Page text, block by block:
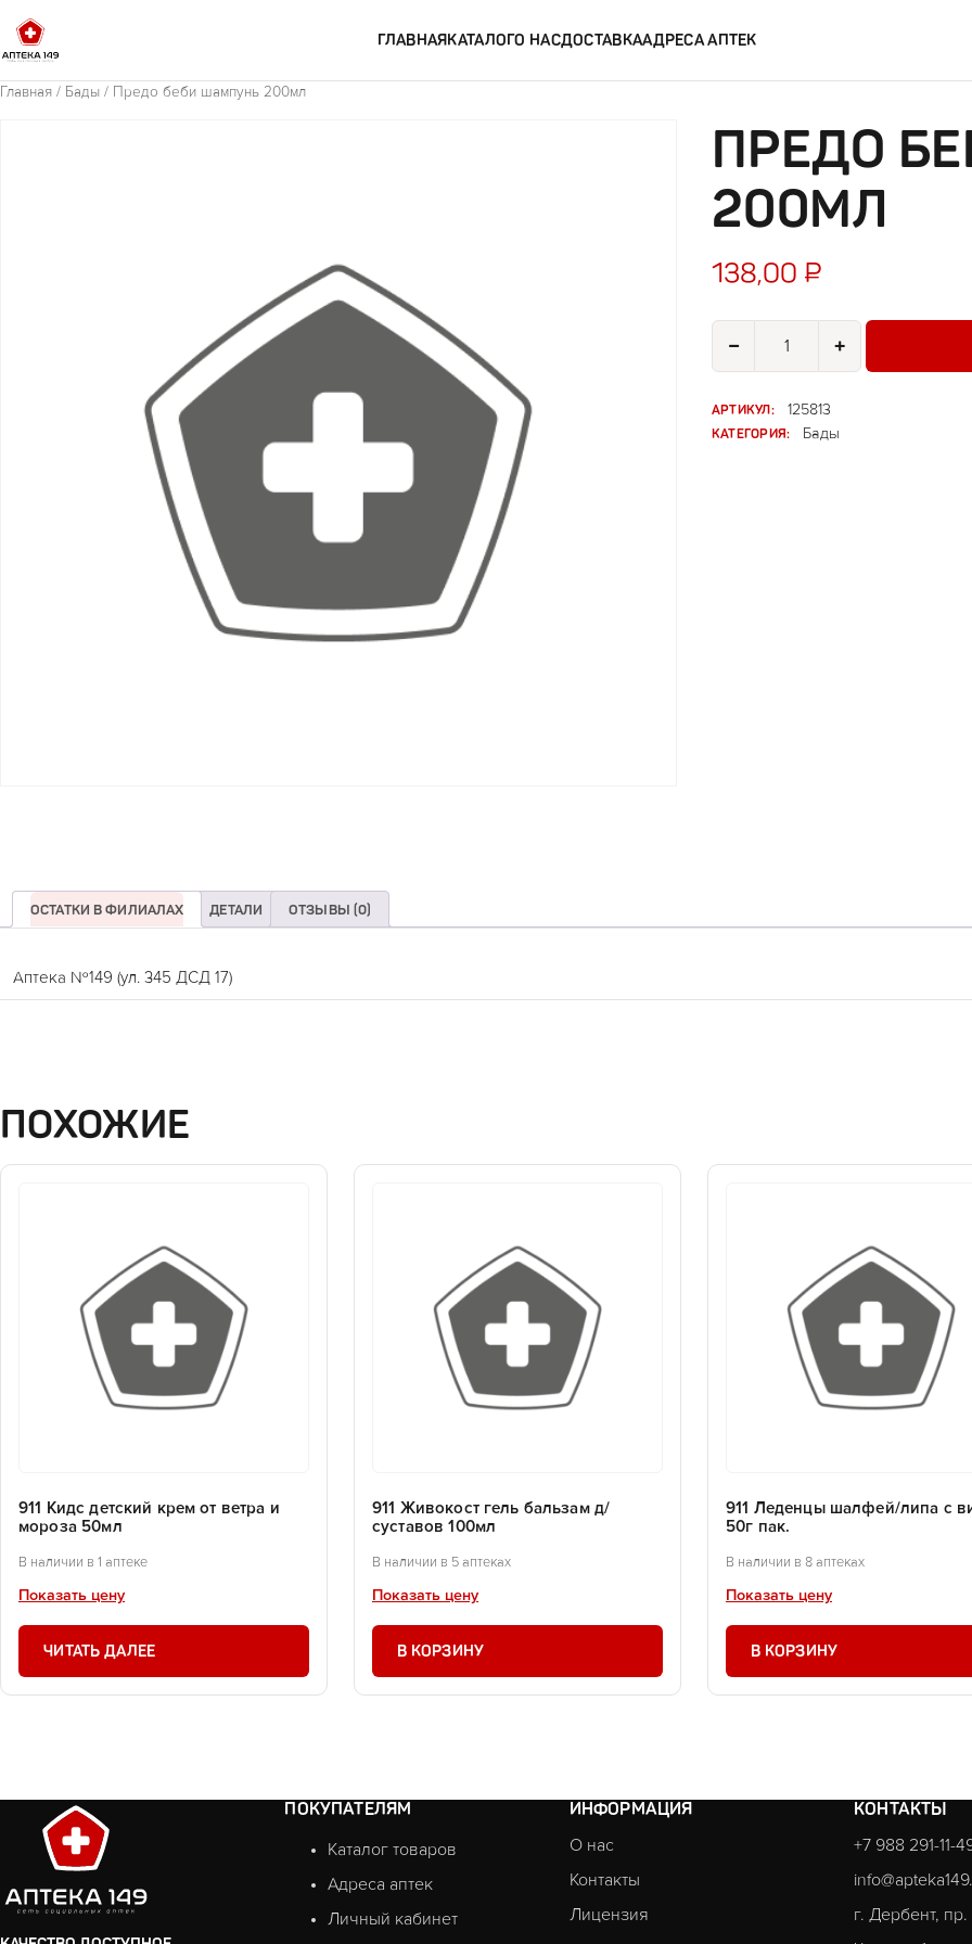
ГЛАВНАЯКАТАЛОГО НАСДОСТАВКААДРЕСА АПТЕК
Главная / Бады / Предо беби шампунь 200мл
ПРЕДО
200МЛ
138,00 ₽
−
Количество товара Предо
+
АРТИКУЛ:
125813
КАТЕГОРИЯ:
Бады
ОСТАТКИ В ФИЛИАЛАХ ДЕТАЛИ ОТЗЫВЫ (0)
Аптека №149 (ул. 345 ДСД 17)
ПОХОЖИЕ
911 Кидс детский крем от ветра и
мороза 50мл
В наличии в 1 аптеке
Показать цену
ЧИТАТЬ ДАЛЕЕ
911 Живокост гель бальзам д/
суставов 100мл
В наличии в 5 аптеках
Показать цену
В КОРЗИНУ
911 Леденцы шалфей/липа с
50г пак.
В наличии в 8 аптеках
Показать цену
В КОРЗИНУ
ПОКУПАТЕЛЯМ
Каталог товаров
Адреса аптек
Личный кабинет
ИНФОРМАЦИЯ
О нас
Контакты
Лицензия
КОНТАКТЫ
+7 988 291-11-
г. Дербент,